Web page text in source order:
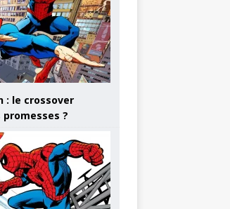
: le crossover
?